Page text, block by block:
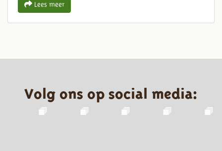
Lees meer
Volg ons op social media: